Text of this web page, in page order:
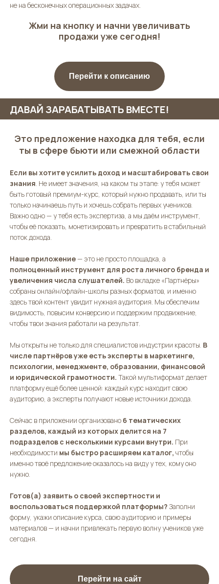
не на бесконечных операционных задачах.
Жми на кнопку и начни увеличивать
продажи уже сегодня!
Перейти к описанию
ДАВАЙ ЗАРАБАТЫВАТЬ ВМЕСТЕ!
Это предложение находка для тебя, если
ты в сфере бьюти или смежной области
Если вы хотите усилить доход и масштабировать свои
знания . Не имеет значения, на каком ты этапе: у тебя может
быть готовый премиум-курс, который нужно продавать, или ты
только начинаешь путь и хочешь собрать первых учеников.
Важно одно — у тебя есть экспертиза, а мы даём инструмент,
чтобы её показать, монетизировать и превратить в стабильный
поток дохода.
Наше приложение — это не просто площадка, а
полноценный инструмент для роста личного бренда и
увеличения числа слушателей. Во вкладке «Партнёры»
собраны онлайн/офлайн-школы разных форматов, и именно
здесь твой контент увидит нужная аудитория. Мы обеспечим
видимость, повысим конверсию и поддержим продвижение,
чтобы твои знания работали на результат.
Мы открыты не только для специалистов индустрии красоты. В
числе партнёров уже есть эксперты в маркетинге,
психологии, менеджменте, образовании, финансовой
и юридической грамотности. Такой мультиформат делает
платформу ещё более ценной: каждый курс находит свою
аудиторию, а эксперты получают новые источники дохода.
Сейчас в приложении организовано 6 тематических
разделов, каждый из которых делится на 7
подразделов с несколькими курсами внутри. При
необходимости мы быстро расширяем каталог, чтобы
именно твоё предложение оказалось на виду у тех, кому оно
нужно.
Готов(а) заявить о своей экспертности и
воспользоваться поддержкой платформы? Заполни
форму, укажи описание курса, свою аудиторию и примеры
материалов — и начни привлекать первую волну учеников уже
сегодня.
Перейти на сайт